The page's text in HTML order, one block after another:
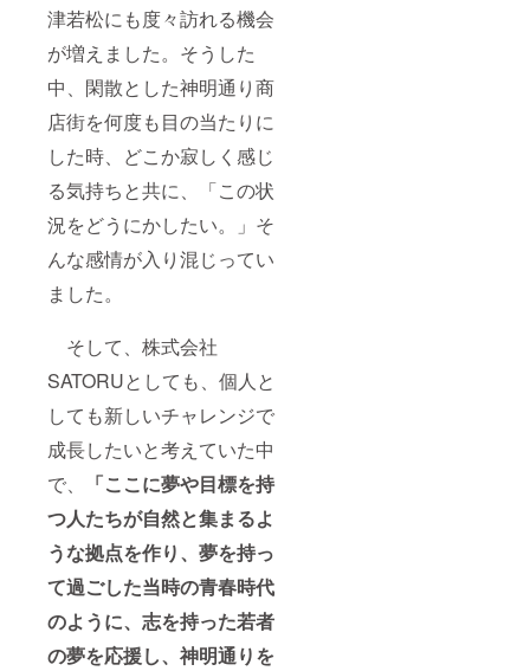
津若松にも度々訪れる機会
が増えました。そうした
中、閑散とした神明通り商
店街を何度も目の当たりに
した時、どこか寂しく感じ
る気持ちと共に、「この状
況をどうにかしたい。」そ
んな感情が入り混じってい
ました。
そして、株式会社
SATORUとしても、個人と
しても新しいチャレンジで
成長したいと考えていた中
で、
「ここに夢や目標を持
つ人たちが自然と集まるよ
うな拠点を作り、夢を持っ
て過ごした当時の青春時代
のように、志を持った若者
の夢を応援し、神明通りを